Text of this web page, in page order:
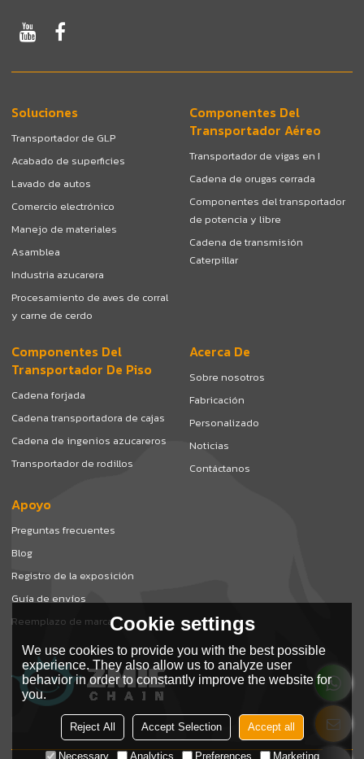
Soluciones
Transportador de GLP
Acabado de superficies
Lavado de autos
Comercio electrónico
Manejo de materiales
Asamblea
Industria azucarera
Procesamiento de aves de corral
y carne de cerdo
Componentes Del
Transportador Aéreo
Transportador de vigas en I
Cadena de orugas cerrada
Componentes del transportador
de potencia y libre
Cadena de transmisión
Caterpillar
Componentes Del
Transportador De Piso
Cadena forjada
Cadena transportadora de cajas
Cadena de ingenios azucareros
Transportador de rodillos
Acerca De
Sobre nosotros
Fabricación
Personalizado
Noticias
Contáctanos
Apoyo
Preguntas frecuentes
Blog
Registro de la exposición
Guía de envíos
Reemplazo de marcaCookie settings
We use cookies to provide you with the best possible
experience. They also allow us to analyze user
behavior in order to constantly improve the website for
you.
Reject All Accept Selection Accept all
Necessary Analytics Preferences Marketing